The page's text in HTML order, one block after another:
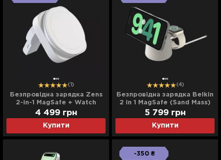
(1)
Безпровідна зарядка Zens
2-in-1 MagSafe + Watch
Travel Charger (White)
(ZEDC24W/00)
Купити
4 499 грн
(4)
Безпровідна зарядка Belkin
2 in 1 MagSafe (Sand Mass)
Купити
5 799 грн
-350 ₴